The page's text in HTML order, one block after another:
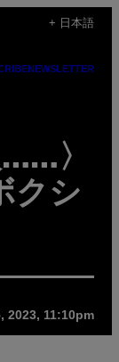
+ 日本語
NEWSLETTER
……〉
クシ
2023, 11:10pm